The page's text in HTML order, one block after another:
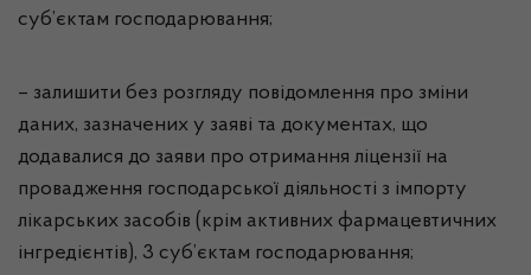
суб’єктам господарювання;
– залишити без розгляду повідомлення про зміни
даних, зазначених у заяві та документах, що
додавалися до заяви про отримання ліцензії на
провадження господарської діяльності з імпорту
лікарських засобів (крім активних фармацевтичних
інгредієнтів), 3 суб’єктам господарювання;